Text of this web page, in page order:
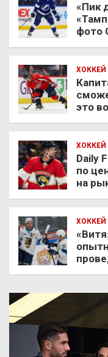
«Пик
фото
ХОККЕЙ
это
ХОККЕЙ
Daily
по
на
ХОККЕЙ